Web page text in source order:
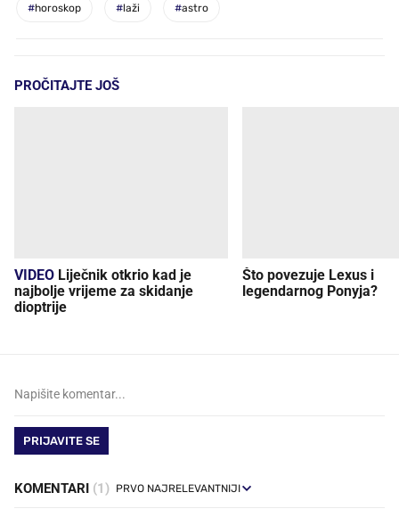
#horoskop #laži #astro
PROČITAJTE JOŠ
VIDEO
najbolje vrijeme za skidanje
dioptrije
Što povezuje Lexus i
legendarnog Ponyja?
PRIJAVITE SE
KOMENTARI (1)